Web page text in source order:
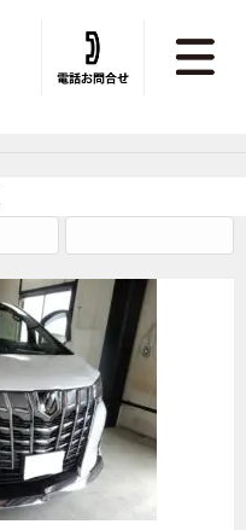
ドニング» デッドニング施工実績